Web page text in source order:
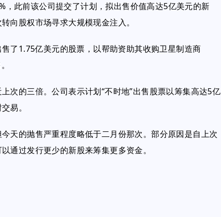
，此前该公司提交了计划，拟出售价值高达5亿美元的新
向股权市场寻求大规模现金注入。
了1.75亿美元的股票，以帮助资助其收购卫星制造商
次的三倍。公司表示计划“不时地”出售股票以筹集高达5亿
易。
天的抛售严重程度略低于二月份那次。部分原因是自上次
通过发行更少的新股来筹集更多资金。